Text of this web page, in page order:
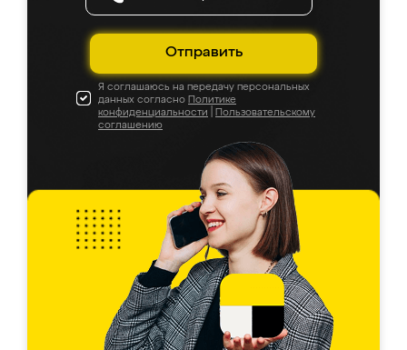
Отправить
Я соглашаюсь на передачу персональных
данных согласно Политике
конфиденциальности
Пользовательскому
соглашению